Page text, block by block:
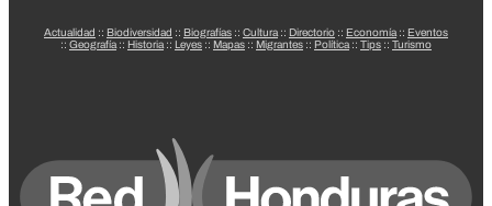
Actualidad :: Biodiversidad :: Biografías :: Cultura :: Directorio :: Economía :: Eventos
:: Geografía :: Historia :: Leyes :: Mapas :: Migrantes :: Política :: Tips :: Turismo